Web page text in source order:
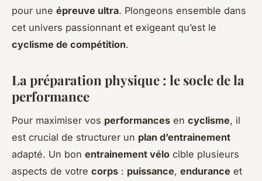
pour une épreuve ultra. Plongeons ensemble dans
cet univers passionnant et exigeant qu’est le
cyclisme de compétition.
La préparation physique : le socle de la
performance
Pour maximiser vos performances en cyclisme, il
est crucial de structurer un plan d’entrainement
adapté. Un bon entrainement vélo cible plusieurs
aspects de votre corps : puissance, endurance et